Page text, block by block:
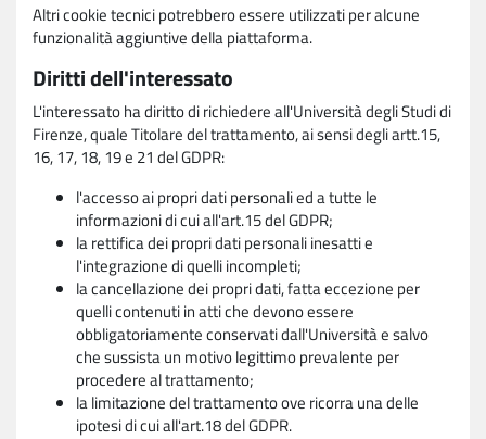
Altri cookie tecnici potrebbero essere utilizzati per alcune
funzionalità aggiuntive della piattaforma.
Diritti dell'interessato
L'interessato ha diritto di richiedere all'Università degli Studi di
Firenze, quale Titolare del trattamento, ai sensi degli artt.15,
16, 17, 18, 19 e 21 del GDPR:
l'accesso ai propri dati personali ed a tutte le
informazioni di cui all'art.15 del GDPR;
la rettifica dei propri dati personali inesatti e
l'integrazione di quelli incompleti;
la cancellazione dei propri dati, fatta eccezione per
quelli contenuti in atti che devono essere
obbligatoriamente conservati dall'Università e salvo
che sussista un motivo legittimo prevalente per
procedere al trattamento;
la limitazione del trattamento ove ricorra una delle
ipotesi di cui all'art.18 del GDPR.